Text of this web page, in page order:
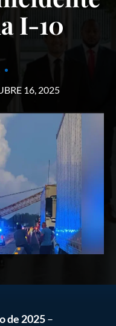
I-10
16, 2025
de 2025–